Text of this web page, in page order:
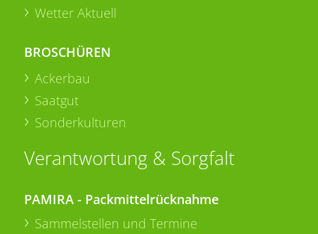
Wetter Aktuell
BROSCHÜREN
Ackerbau
Saatgut
Sonderkulturen
Verantwortung & Sorgfalt
PAMIRA - Packmittelrücknahme
Sammelstellen und Termine